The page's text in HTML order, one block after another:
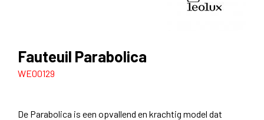
Fauteuil Parabolica
WE00129
De Parabolica is een opvallend en krachtig model dat